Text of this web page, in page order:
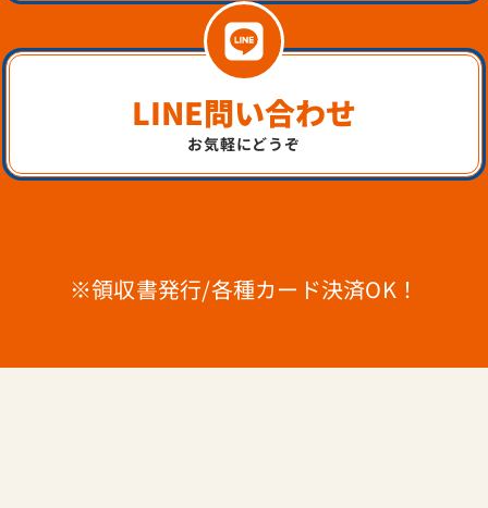
LINE問い合わせ
お気軽にどうぞ
※領収書発行/各種カード決済OK！